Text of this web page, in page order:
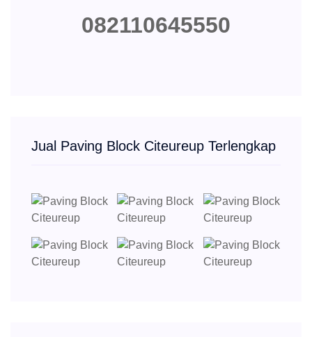
082110645550
Jual Paving Block Citeureup Terlengkap